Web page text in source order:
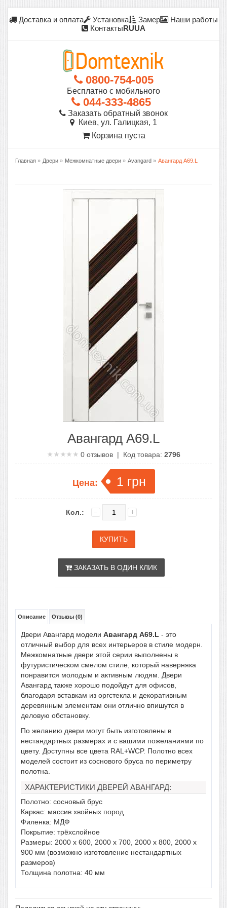
Доставка и оплата Установка Замер
Наши работы
КонтактыRUUA
0800-754-005
Бесплатно с мобильного
044-333-4865
Заказать обратный звонок
Киев, ул. Галицкая, 1
Корзина пуста
Главная » Двери » Межкомнатные двери » Avangard » Авангард А69.L
Авангард А69.L
0отзывов | Код товара: 2796
Цена: 1 грн
Кол.:
ЗАКАЗАТЬ В ОДИН КЛИК
Описание Отзывы (0)
Двери Авангард модели Авангард А69.L - это
отличный выбор для всех интерьеров в стиле модерн.
Межкомнатные двери этой серии выполнены в
футуристическом смелом стиле, который наверняка
понравится молодым и активным людям. Двери
Авангард также хорошо подойдут для офисов,
благодаря вставкам из оргстекла и декоративным
деревянным элементам они отлично впишутся в
деловую обстановку.
По желанию двери могут быть изготовлены в
нестандартных размерах и с вашими пожеланиями по
цвету. Доступны все цвета RAL+WCP. Полотно всех
моделей состоит из соснового бруса по периметру
полотна.
ХАРАКТЕРИСТИКИ ДВЕРЕЙ АВАНГАРД:
Полотно: сосновый брус
Каркас: массив хвойных пород
Филенка: МДФ
Покрытие: трёхслойное
Размеры: 2000 х 600, 2000 х 700, 2000 х 800, 2000 х
900 мм (возможно изготовление нестандартных
размеров)
Толщина полотна: 40 мм